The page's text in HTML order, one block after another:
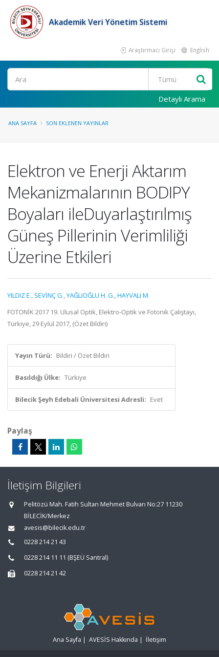
Akademik Veri Yönetim Sistemi
Araştırmacı Girişi English
Ara
Detaylı Arama
ANA SAYFA SON EKLENEN YAYINLAR
Elektron ve Enerji Aktarım
Mekanizmalarının BODIPY
Boyaları ileDuyarlaştırılmış
Güneş Pillerinin Verimliliği
Üzerine Etkileri
YILDIZ E., SEVİNÇ G.,YAĞLIOĞLU H. G.,HAYVALI M.
FOTONİK 2017 19. Ulusal Optik, Elektro-Optik ve Fotonik Çalıştayı,
Türkiye, 29 Eylül 2017, (Özet Bildiri)
Yayın Türü: Bildiri / Özet Bildiri
Basıldığı Ülke: Türkiye
Bilecik Şeyh Edebali Üniversitesi Adresli: Evet
Paylaş
İletişim Bilgileri
Pelitözü Mah. Fatih Sultan Mehmet Bulvarı No:27 11230
BİLECİK/Merkez
avesis@bilecik.edu.tr
0228 214 21 43
0228 214 11 11 (BŞEÜ Santral)
0228 214 21 42
Ana Sayfa | AVESİS Hakkında | İletişim